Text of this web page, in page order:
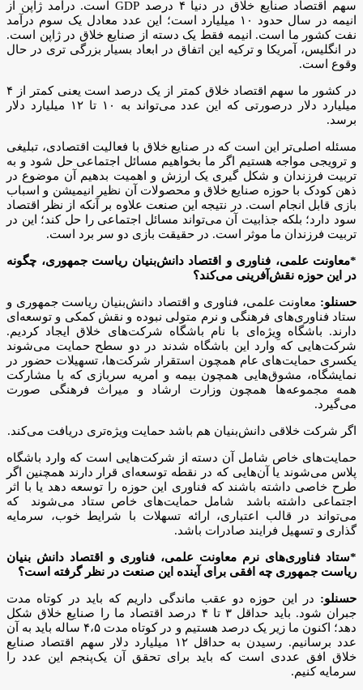
سهم اقتصاد صنایع خلاق در دنیا ۴ درصد GDP است. درآمد ژاپن از
انیمه‌ در سال حدود ۱۰ میلیارد است؛ این عدد معادل یک سوم درآمد
نفت کشور ما است. انیمه فقط یک دسته از صنایع خلاق در ژاپن است.
در انگلیس، آمریکا و ترکیه این اتفاق در ابعاد بسیار بزرگی تری در حال
وقوع است.
در کشور ما سهم اقتصاد خلاق کمتر از یک درصد است یعنی کمتر از ۴
میلیارد دلار درصورتی که این عدد می‌تواند به ۱۰ تا ۱۲ میلیارد دلار
برسد.
مسئله اصلی‌تر این است که در صنایع خلاق با فعالیت اقتصادی، تبلیغی
و ترویجی مواجه هستیم اگر ما بخواهیم مسائل اجتماعی حل شود و به
تربیت فرزندان و شکل گیری یک ارزش و اهمیت بدهیم آن موضوع در
ذهن کودک با حوزه صنایع خلاق و محصولات آن نظیر انیمیشن و اسباب
بازی قابل انجام است. در نتیجه این صنعت علاوه بر آنکه از نظر اقتصاد
سود دارد؛ بلکه جذابیت آن می‌تواند مسائل اجتماعی را حل کند؛ این در
تربیت فرزندان ما موثر است. در حقیقت بازی دو سر برد است.
*معاونت علمی، فناوری و اقتصاد دانش‌بنیان ریاست جمهوری، چگونه
در این حوزه نقش‌آفرینی می‌کند؟
حسنلو: معاونت علمی، فناوری و اقتصاد دانش‌بنیان ریاست جمهوری و
ستاد فناوری‌های فرهنگی و نرم متولی نبوده و نقش کمکی و توسعه‌ای
دارند. باشگاه وِیژه‌ای با نام باشگاه شرکت‌های خلاق ایجاد کردیم.
شرکت‌هایی که وارد این باشگاه شدند در دو سطح حمایت می‌شوند
یکسری حمایت‌های عام همچون استقرار شرکت‌ها، تسهیلات حضور در
نمایشگاه، مشوق‌هایی همچون بیمه و امریه سربازی که با مشارکت
همه مجموعه‌ها همچون وزارت ارشاد و میراث فرهنگی صورت
می‌گیرد.
اگر شرکت خلاقی دانش‌بنیان هم باشد حمایت ویژه‌تری دریافت می‌کند.
حمایت‌های خاص شامل آن دسته از شرکت‌هایی است که وارد باشگاه
پلاس می‌شوند یا آن‌هایی که در نقطه توسعه‌ای قرار دارند همچنین اگر
طرح خاصی داشته باشند که فناوری این حوزه را توسعه دهد یا با اثر
اجتماعی داشته باشد شامل حمایت‌های خاص ستاد می‌شوند که
می‌تواند در قالب اعتباری، ارائه تسهلات با شرایط خوب، سرمایه
گذاری و تسهیل فرایند صادرات باشد.
*ستاد فناوری‌های نرم معاونت علمی، فناوری و اقتصاد دانش بنیان
ریاست جمهوری چه افقی برای آینده این صنعت در نظر گرفته است؟
حسنلو: در این حوزه دو عقب ماندگی داریم که باید در کوتاه مدت
جبران شود. باید حداقل ۳ تا ۴ درصد اقتصاد ما را صنایع خلاق شکل
دهد؛ اکنون ما زیر یک درصد هستیم و در کوتاه مدت ۴،۵ ساله باید به آن
عدد برسانیم. رسیدن به حداقل ۱۲ میلیارد دلار سهم اقتصاد صنایع
خلاق افق عددی است که باید برای تحقق آن یک‌پنجم این عدد را
سرمایه کنیم.